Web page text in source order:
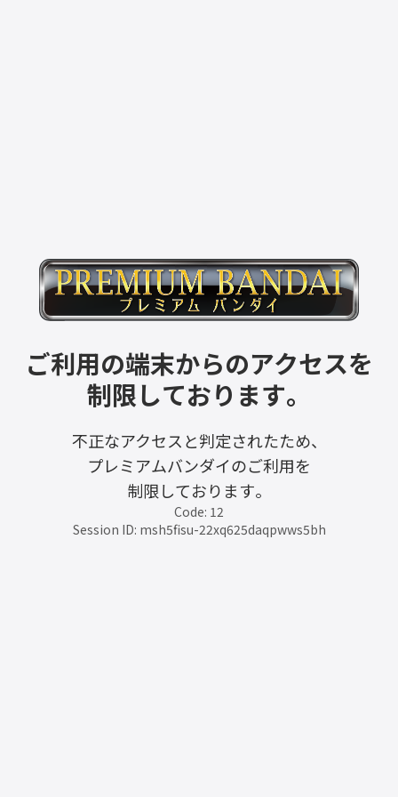
ご利用の端末からのアクセスを
制限しております。
不正なアクセスと判定されたため、
プレミアムバンダイのご利用を
制限しております。
Code: 12
Session ID: msh5fisu-22xq625daqpwws5bh